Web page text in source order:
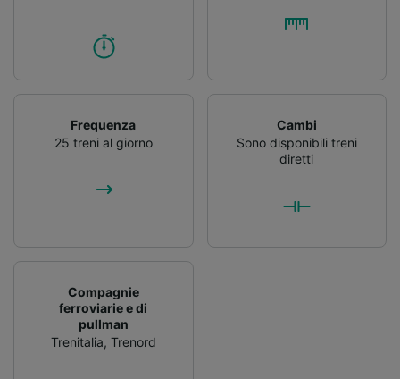
Frequenza
25 treni al giorno
Cambi
Sono disponibili treni
diretti
Compagnie
ferroviarie e di
pullman
Trenitalia, Trenord